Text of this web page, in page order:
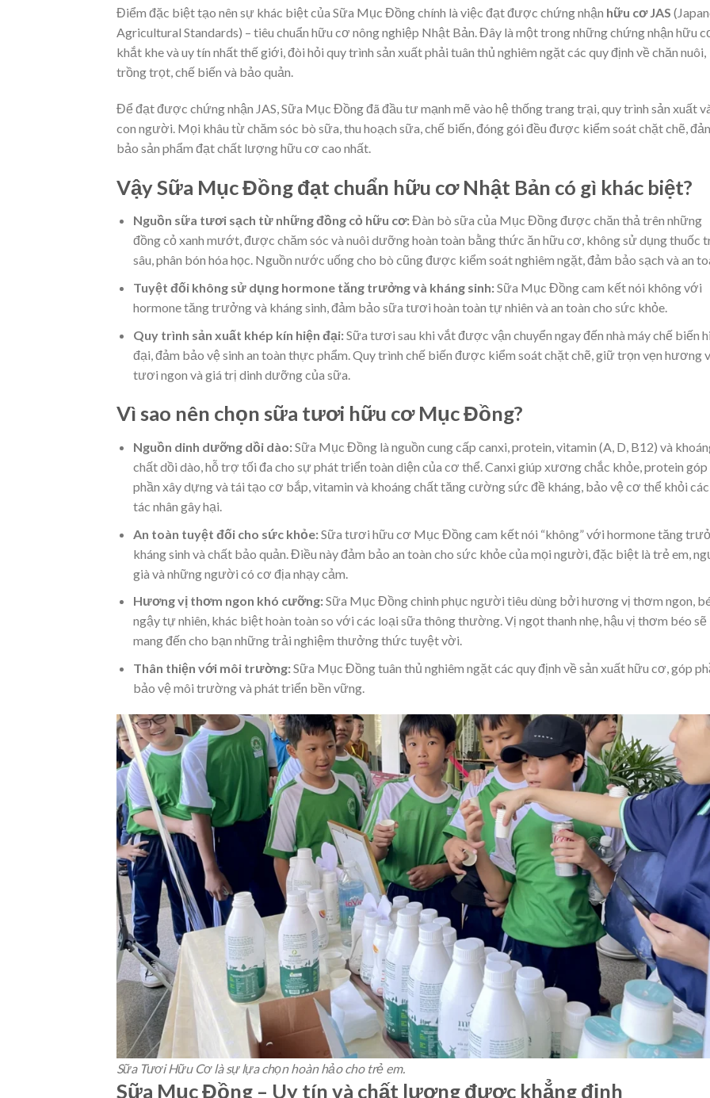
Điểm đặc biệt tạo nên sự khác biệt của Sữa Mục Đồng chính là việc đạt được chứng nhận hữu cơ JAS
Agricultural Standards) – tiêu chuẩn hữu cơ nông nghiệp Nhật Bản. Đây là một trong những chứng nhận hữu
khắt khe và uy tín nhất thế giới, đòi hỏi quy trình sản xuất phải tuân thủ nghiêm ngặt các quy định về chăn nuôi,
trồng trọt, chế biến và bảo quản.
Để đạt được chứng nhận JAS, Sữa Mục Đồng đã đầu tư mạnh mẽ vào hệ thống trang trại, quy trình sản xuất
con người. Mọi khâu từ chăm sóc bò sữa, thu hoạch sữa, chế biến, đóng gói đều được kiểm soát chặt chẽ,
bảo sản phẩm đạt chất lượng hữu cơ cao nhất.
Vậy Sữa Mục Đồng đạt chuẩn hữu cơ Nhật Bản có gì khác biệt?
Nguồn sữa tươi sạch từ những đồng cỏ hữu cơ:Đàn bò sữa của Mục Đồng được chăn thả trên những
đồng cỏ xanh mướt, được chăm sóc và nuôi dưỡng hoàn toàn bằng thức ăn hữu cơ, không sử dụng thuốc
sâu, phân bón hóa học. Nguồn nước uống cho bò cũng được kiểm soát nghiêm ngặt, đảm bảo sạch và an
Tuyệt đối không sử dụng hormone tăng trưởng và kháng sinh:Sữa Mục Đồng cam kết nói không với
hormone tăng trưởng và kháng sinh, đảm bảo sữa tươi hoàn toàn tự nhiên và an toàn cho sức khỏe.
Quy trình sản xuất khép kín hiện đại:Sữa tươi sau khi vắt được vận chuyển ngay đến nhà máy chế biến
đại, đảm bảo vệ sinh an toàn thực phẩm. Quy trình chế biến được kiểm soát chặt chẽ, giữ trọn vẹn hương
tươi ngon và giá trị dinh dưỡng của sữa.
Vì sao nên chọn sữa tươi hữu cơ Mục Đồng?
Nguồn dinh dưỡng dồi dào:Sữa Mục Đồng là nguồn cung cấp canxi, protein, vitamin (A, D, B12) và
chất dồi dào, hỗ trợ tối đa cho sự phát triển toàn diện của cơ thể. Canxi giúp xương chắc khỏe, protein góp
phần xây dựng và tái tạo cơ bắp, vitamin và khoáng chất tăng cường sức đề kháng, bảo vệ cơ thể khỏi các
tác nhân gây hại.
An toàn tuyệt đối cho sức khỏe:Sữa tươi hữu cơ Mục Đồng cam kết nói “không” với hormone tăng
kháng sinh và chất bảo quản. Điều này đảm bảo an toàn cho sức khỏe của mọi người, đặc biệt là trẻ em,
già và những người có cơ địa nhạy cảm.
Hương vị thơm ngon khó cưỡng:Sữa Mục Đồng chinh phục người tiêu dùng bởi hương vị thơm ngon,
ngậy tự nhiên, khác biệt hoàn toàn so với các loại sữa thông thường. Vị ngọt thanh nhẹ, hậu vị thơm béo sẽ
mang đến cho bạn những trải nghiệm thưởng thức tuyệt vời.
Thân thiện với môi trường:Sữa Mục Đồng tuân thủ nghiêm ngặt các quy định về sản xuất hữu cơ, góp
bảo vệ môi trường và phát triển bền vững.
Sữa Tươi Hữu Cơ là sự lựa chọn hoàn hảo cho trẻ em.
Sữa Mục Đồng – Uy tín và chất lượng được khẳng định